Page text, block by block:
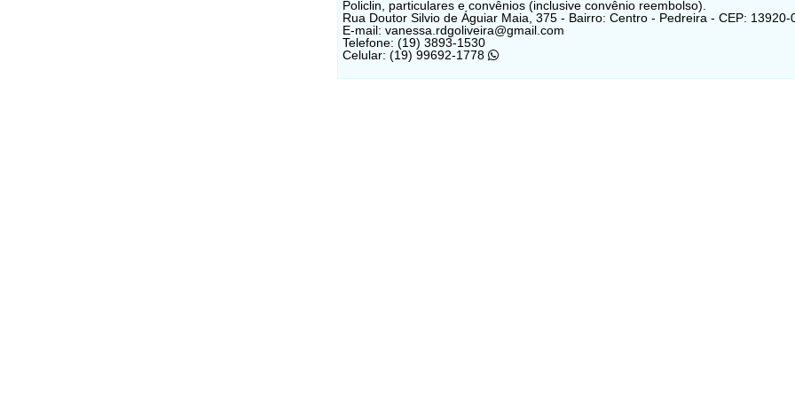
Policlin, particulares e convênios (inclusive convênio reembolso).
Rua Doutor Silvio de Águiar Maia, 375 - Bairro: Centro - Pedreira - CEP: 13920-
E-mail: vanessa.rdgoliveira@gmail.com
Telefone: (19) 3893-1530
Celular: (19) 99692-1778